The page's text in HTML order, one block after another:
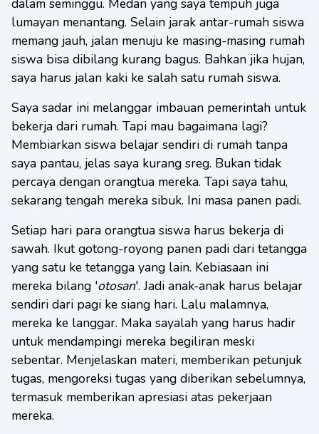
dalam seminggu. Medan yang saya tempuh juga
lumayan menantang. Selain jarak antar-rumah siswa
memang jauh, jalan menuju ke masing-masing rumah
siswa bisa dibilang kurang bagus. Bahkan jika hujan,
saya harus jalan kaki ke salah satu rumah siswa.
Saya sadar ini melanggar imbauan pemerintah untuk
bekerja dari rumah. Tapi mau bagaimana lagi?
Membiarkan siswa belajar sendiri di rumah tanpa
saya pantau, jelas saya kurang sreg. Bukan tidak
percaya dengan orangtua mereka. Tapi saya tahu,
sekarang tengah mereka sibuk. Ini masa panen padi.
Setiap hari para orangtua siswa harus bekerja di
sawah. Ikut gotong-royong panen padi dari tetangga
yang satu ke tetangga yang lain. Kebiasaan ini
mereka bilang 'otosan'. Jadi anak-anak harus belajar
sendiri dari pagi ke siang hari. Lalu malamnya,
mereka ke langgar. Maka sayalah yang harus hadir
untuk mendampingi mereka begiliran meski
sebentar. Menjelaskan materi, memberikan petunjuk
tugas, mengoreksi tugas yang diberikan sebelumnya,
termasuk memberikan apresiasi atas pekerjaan
mereka.